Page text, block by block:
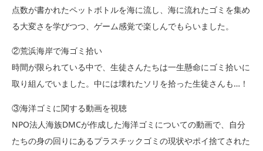
点数が書かれたペットボトルを海に流し、海に流れたゴミを集め
る大変さを学びつつ、ゲーム感覚で楽しんでもらいました。
②荒浜海岸で海ゴミ拾い
時間が限られている中で、生徒さんたちは一生懸命にゴミ拾いに
取り組んでいました。中には壊れたソリを拾った生徒さんも…！
③海洋ゴミに関する動画を視聴
NPO法人海族DMCが作成した海洋ゴミについての動画で、自分
たちの身の回りにあるプラスチックゴミの現状やポイ捨てされた